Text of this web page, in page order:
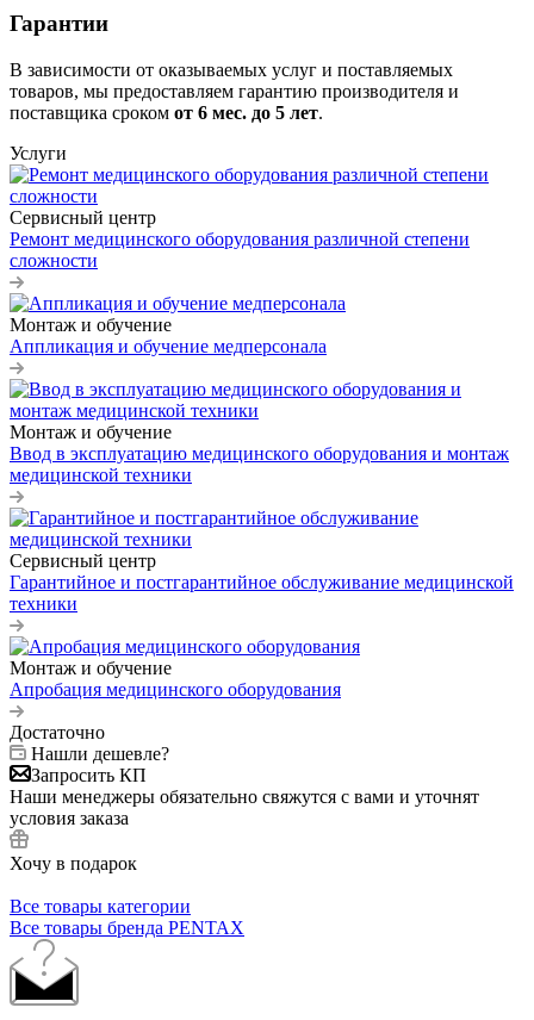
Гарантии
В зависимости от оказываемых услуг и поставляемых
товаров, мы предоставляем гарантию производителя и
поставщика сроком от 6 мес. до 5 лет.
Услуги
Сервисный центр
Ремонт медицинского оборудования различной степени
сложности
Монтаж и обучение
Аппликация и обучение медперсонала
Монтаж и обучение
Ввод в эксплуатацию медицинского оборудования и монтаж
медицинской техники
Сервисный центр
Гарантийное и постгарантийное обслуживание медицинской
техники
Монтаж и обучение
Апробация медицинского оборудования
Достаточно
Нашли дешевле?
Запросить КП
Наши менеджеры обязательно свяжутся с вами и уточнят
условия заказа
Хочу в подарок
Все товары категории
Все товары бренда PENTAX